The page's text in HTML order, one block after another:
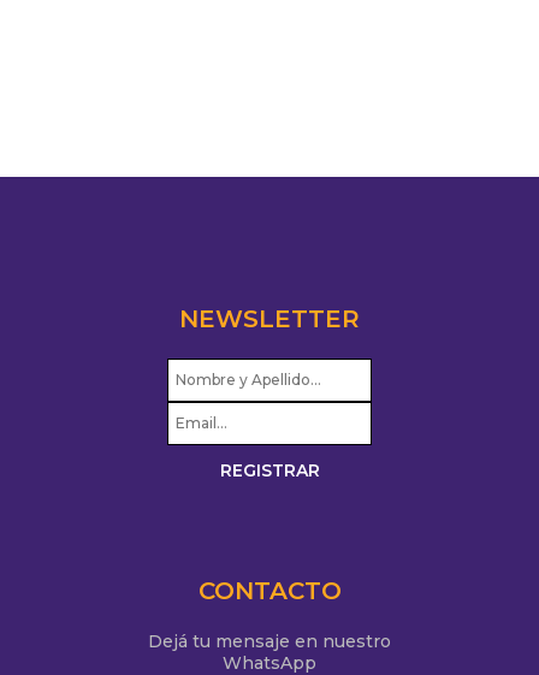
NEWSLETTER
CONTACTO
Dejá tu mensaje en nuestro
WhatsApp